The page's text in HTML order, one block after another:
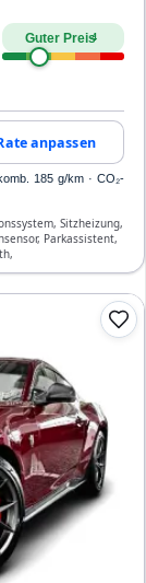
Guter Preis4
anpassen
185 g/km · CO₂-
Sitzheizung,
Parkassistent,
Klimaanlage, Front-